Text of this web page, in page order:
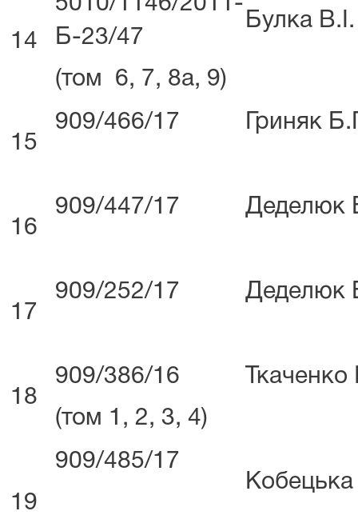
14
5010/1146/2011-
Б-23/47
(том 6, 7, 8а, 9)
Булка В.І.
15
909/466/17 Гриняк
16
909/447/17 Деделюк
17
909/252/17 Деделюк
18
909/386/16
(том 1, 2, 3, 4)
Ткаченко
19
909/485/17